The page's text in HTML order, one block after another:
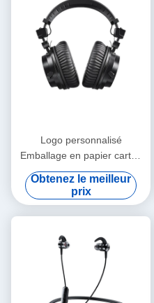
makes all the
during long
Logo personnalisé
Emballage en papier carton
pliable en or blanc / noir /
rose Luxe boîte cadeau
magnétique avec fermeture
à ruban
Obtenez le meilleur
prix